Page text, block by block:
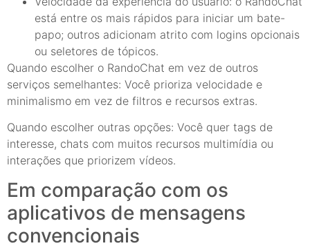
está entre os mais rápidos para iniciar um bate-
papo; outros adicionam atrito com logins opcionais
ou seletores de tópicos.
Quando escolher o RandoChat em vez de outros
serviços semelhantes: Você prioriza velocidade e
minimalismo em vez de filtros e recursos extras.
Quando escolher outras opções: Você quer tags de
interesse, chats com muitos recursos multimídia ou
interações que priorizem vídeos.
Em comparação com os
aplicativos de mensagens
convencionais